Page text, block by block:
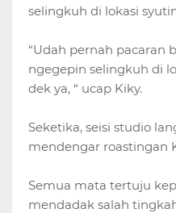
selingkuh di lokasi
“Udah pernah pacaran
ngegepin selingkuh di
dek ya, “ ucap Kiky.
Seketika, seisi studio
mendengar roastingan
Semua mata tertuju
mendadak salah